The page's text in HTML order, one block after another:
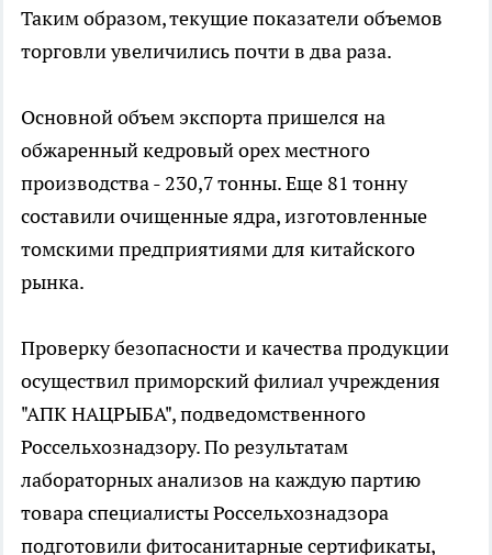
Таким образом, текущие показатели объемов
торговли увеличились почти в два раза.
Основной объем экспорта пришелся на
обжаренный кедровый орех местного
производства - 230,7 тонны. Еще 81 тонну
составили очищенные ядра, изготовленные
томскими предприятиями для китайского
рынка.
Проверку безопасности и качества продукции
осуществил приморский филиал учреждения
"АПК НАЦРЫБА", подведомственного
Россельхознадзору. По результатам
лабораторных анализов на каждую партию
товара специалисты Россельхознадзора
подготовили фитосанитарные сертификаты,